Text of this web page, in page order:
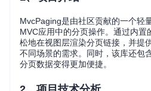
MvcPaging是由社区贡献的一个轻
MVC应用中的分页操作。通过内置
松地在视图层渲染分页链接，并提
不同场景的需求。同时，该库还包
分页数据变得更加便捷。